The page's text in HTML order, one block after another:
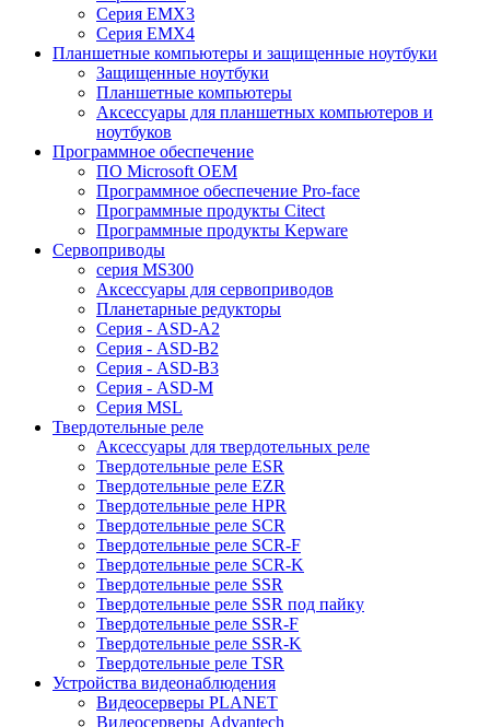
Серия EMX3
Серия EMX4
Планшетные компьютеры и защищенные ноутбуки
Защищенные ноутбуки
Планшетные компьютеры
Аксессуары для планшетных компьютеров и
ноутбуков
Программное обеспечение
ПО Microsoft OEM
Программное обеспечение Pro-face
Программные продукты Citect
Программные продукты Kepware
Сервоприводы
серия MS300
Аксессуары для сервоприводов
Планетарные редукторы
Серия - ASD-A2
Серия - ASD-B2
Серия - ASD-B3
Серия - ASD-M
Серия MSL
Твердотельные реле
Аксессуары для твердотельных реле
Твердотельные реле ESR
Твердотельные реле EZR
Твердотельные реле HPR
Твердотельные реле SCR
Твердотельные реле SCR-F
Твердотельные реле SCR-K
Твердотельные реле SSR
Твердотельные реле SSR под пайку
Твердотельные реле SSR-F
Твердотельные реле SSR-K
Твердотельные реле TSR
Устройства видеонаблюдения
Видеосерверы PLANET
Видеосерверы Advantech